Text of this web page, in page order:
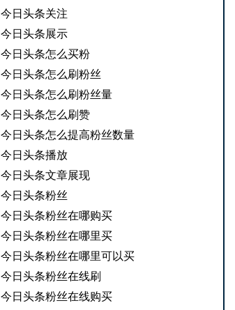
今日头条关注
今日头条展示
今日头条怎么买粉
今日头条怎么刷粉丝
今日头条怎么刷粉丝量
今日头条怎么刷赞
今日头条怎么提高粉丝数量
今日头条播放
今日头条文章展现
今日头条粉丝
今日头条粉丝在哪购买
今日头条粉丝在哪里买
今日头条粉丝在哪里可以买
今日头条粉丝在线刷
今日头条粉丝在线购买